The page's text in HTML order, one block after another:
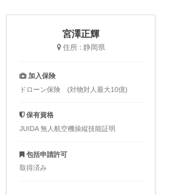
宮澤正輝
住所 : 静岡県
加入保険
ドローン保険 (対物対人最大10億)
保有資格
JUIDA 無人航空機操縦技能証明
包括申請許可
取得済み